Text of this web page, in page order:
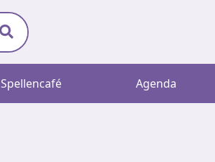
Spellencafé Agenda